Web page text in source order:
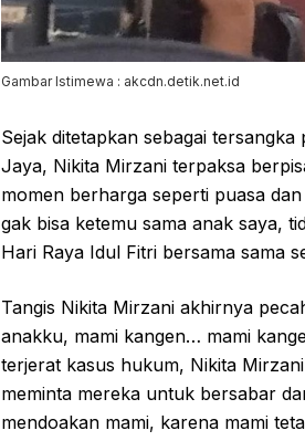
Gambar Istimewa : akcdn.detik.net.id
Sejak ditetapkan sebagai
Jaya, Nikita Mirzani terpaksa
momen berharga seperti puasa
gak bisa ketemu sama anak saya,
Hari Raya Idul Fitri bersama sama
Tangis Nikita Mirzani akhirnya
anakku, mami kangen… mami
terjerat kasus hukum, Nikita
meminta mereka untuk bersabar
mendoakan mami, karena mami